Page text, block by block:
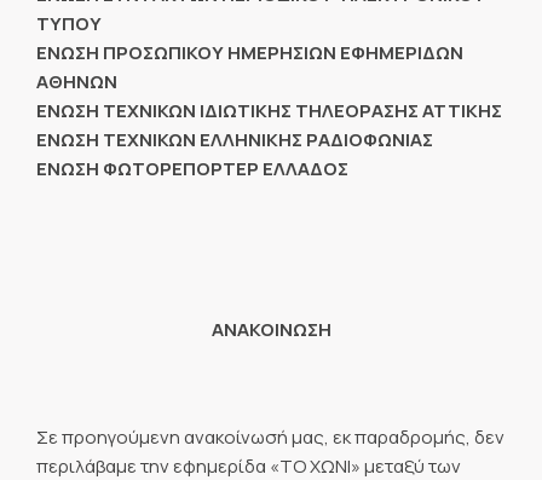
ΤΥΠΟΥ
ΕΝΩΣΗ ΠΡΟΣΩΠΙΚΟΥ ΗΜΕΡΗΣΙΩΝ ΕΦΗΜΕΡΙΔΩΝ
ΑΘΗΝΩΝ
ΕΝΩΣΗ ΤΕΧΝΙΚΩΝ ΙΔΙΩΤΙΚΗΣ ΤΗΛΕΟΡΑΣΗΣ ΑΤΤΙΚΗΣ
ΕΝΩΣΗ ΤΕΧΝΙΚΩΝ ΕΛΛΗΝΙΚΗΣ ΡΑΔΙΟΦΩΝΙΑΣ
ΕΝΩΣΗ ΦΩΤΟΡΕΠΟΡΤΕΡ ΕΛΛΑΔΟΣ
ΑΝΑΚΟΙΝΩΣΗ
Σε προηγούμενη ανακοίνωσή μας, εκ παραδρομής, δεν
περιλάβαμε την εφημερίδα «ΤΟ ΧΩΝΙ» μεταξύ των